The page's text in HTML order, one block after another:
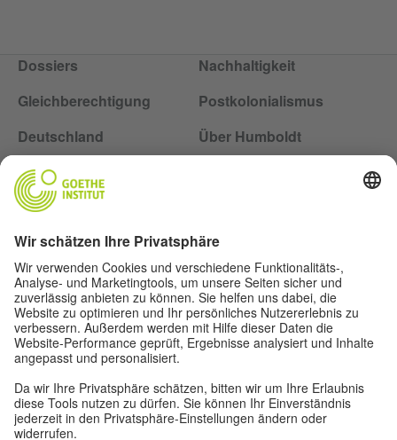
Dossiers
Nachhaltigkeit
Gleichberechtigung
Postkolonialismus
Deutschland
Über Humboldt
Impressum
Datenschutz
Nutzungsbedingungen
Privatsphäre-Einstellungen
Folge dem Magazin Humboldt auf Social Media